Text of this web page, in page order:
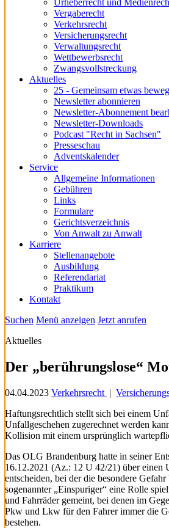
Urheberrecht und
Vergaberecht
Verkehrsrecht
Versicherungsrecht
Verwaltungsrecht
Wettbewerbsrecht
Zwangsvollstreckung
Aktuelles
25 - Gemeinsam etwas
Newsletter abonnieren
Newsletter-Abonnement
Newsletter-Downloads
Podcast "Recht in Sachsen"
Presseschau
Adventskalender
Service
Allgemeine Informationen
Gebühren
Links
Formulare
Gerichtsverzeichnis
Von Anwalt zu Anwalt
Karriere
Stellenangebote
Ausbildung
Referendariat
Praktikum
Kontakt
Suchen Menü anzeigen Jetzt anrufen
Aktuelles
Der „berührungslose“
04.04.2023 Verkehrsrecht |
Haftungsrechtlich stellt sich bei einem
Unfallgeschehen zugerechnet werden
Kollision mit einem ursprünglich
Das OLG Brandenburg hatte in seiner
16.12.2021 (Az.: 12 U 42/21) über einen
entscheiden, bei der die besondere
sogenannter „Einspuriger“ eine Rolle
und Fahrräder gemeint, bei denen im
Pkw und Lkw für den Fahrer immer die
bestehen.